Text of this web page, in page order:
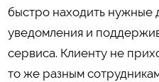
быстро находить нужные
уведомления и
сервиса. Клиенту не
то же разным